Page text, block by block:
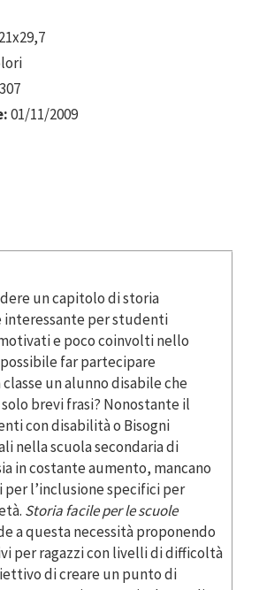
21x29,7
01/11/2009
un capitolo di storia
interessante per studenti
e poco coinvolti nello
far partecipare
un alunno disabile che
brevi frasi? Nonostante il
con disabilità o Bisogni
nella scuola secondaria di
in costante aumento, mancano
per l’inclusione specifici per
Storia facile per le scuole
a questa necessità proponendo
per ragazzi con livelli di difficoltà
di creare un punto di